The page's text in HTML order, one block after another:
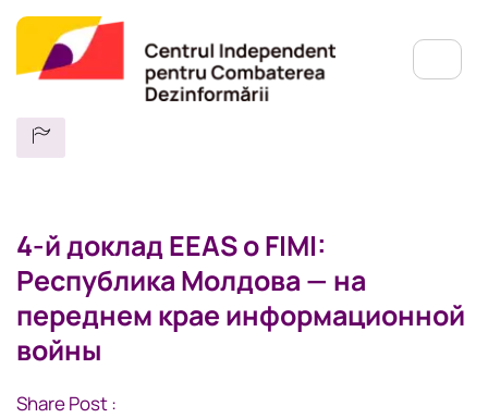
4-й доклад EEAS о FIMI:
Республика Молдова — на
переднем крае информационной
войны
Share Post :